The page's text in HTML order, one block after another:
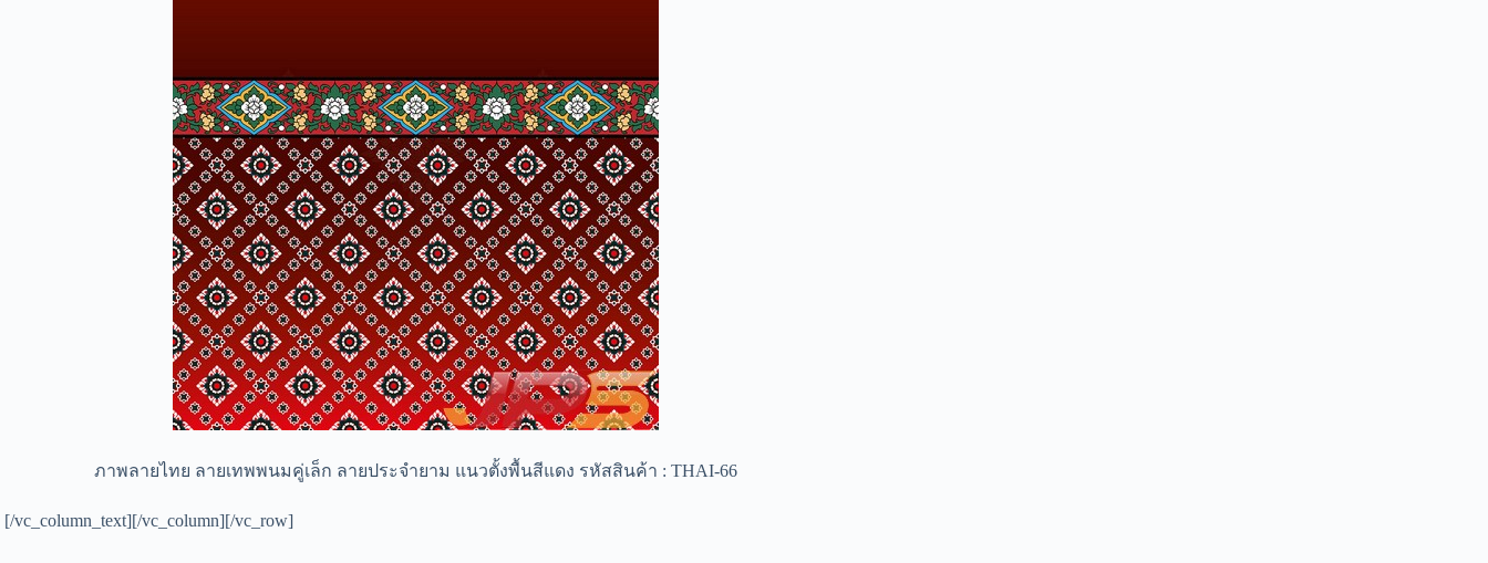
ภาพลายไทย ลายเทพพนมคู่เล็ก ลายประจำยาม แนวตั้งพื้นสีแดง รหัสสินค้า : THAI-66
[/vc_column_text][/vc_column][/vc_row]